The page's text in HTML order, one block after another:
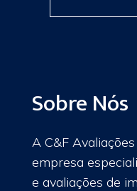
Sobre Nós
A C&F
empresa
e avaliações de